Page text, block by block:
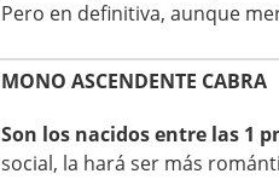
Pero en definitiva, aunque
MONO ASCENDENTE CABRA
Son los nacidos entre las 1
social, la hará ser más